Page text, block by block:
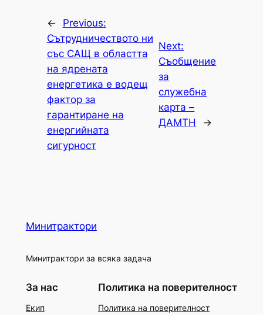
←
Previous:
Сътрудничеството ни
със САЩ в областта
на ядрената
енергетика е водещ
фактор за
гарантиране на
енергийната
сигурност
Next:
Съобщение
за
служебна
карта –
ДАМТН
→
Минитрактори
Минитрактори за всяка задача
За нас
Екип
Политика на поверителност
Политика на поверителност